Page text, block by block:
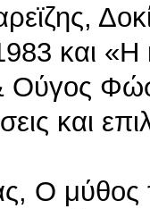
και «Η
& Ούγος
και
Ο μύθος